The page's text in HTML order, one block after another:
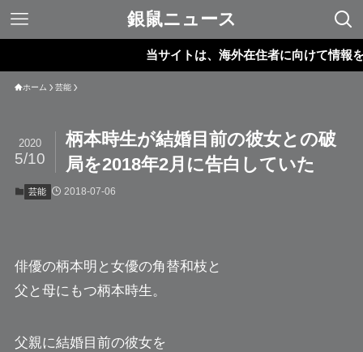
銀鼠ニュース
当サイトは、海外在住者に向けて情報を発信
ホーム 芸能
柄本時生が結婚目前の彼女との破
局を2018年2月に告白していた
2020
5/10
芸能 2018-07-06
俳優の柄本明と女優の角替和枝と
父と母にもつ柄本時生。
父親に結婚目前の彼女を